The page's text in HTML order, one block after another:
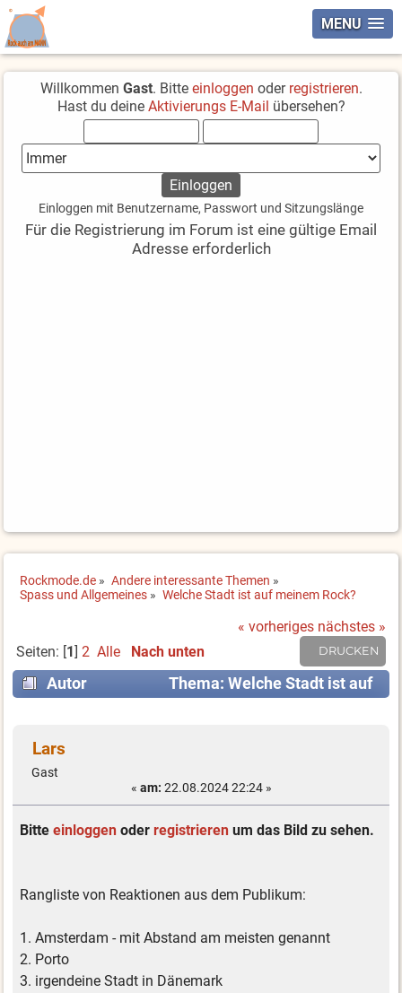
MENU
Willkommen Gast. Bitte einloggen oder registrieren.
Hast du deine Aktivierungs E-Mail übersehen?
Einloggen mit Benutzername, Passwort und Sitzungslänge
Für die Registrierung im Forum ist eine gültige Email
Adresse erforderlich
Rockmode.de » Andere interessante Themen »
Spass und Allgemeines » Welche Stadt ist auf meinem Rock?
« vorheriges nächstes »
DRUCKEN
Seiten: [1] 2 Alle Nach unten
Autor
Thema: Welche Stadt ist auf
Lars
Gast
« am: 22.08.2024 22:24 »
Bitteeinloggen oderregistrieren um das Bild zu sehen.
Rangliste von Reaktionen aus dem Publikum:
1. Amsterdam - mit Abstand am meisten genannt
2. Porto
3. irgendeine Stadt in Dänemark